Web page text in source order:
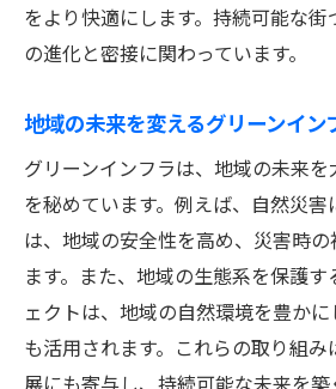
をより快適にします。持続可能な
の進化と密接に関わっています。
地域の未来を変えるグリーンイン
グリーンインフラは、地域の未来
を秘めています。例えば、自然災
は、地域の安全性を高め、災害時
ます。また、地域の生態系を保護
ェクトは、地域の自然環境を豊か
も活用されます。これらの取り組
展にも寄与し、持続可能な未来を築